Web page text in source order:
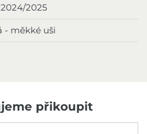
2025
- měkké uši
přikoupit